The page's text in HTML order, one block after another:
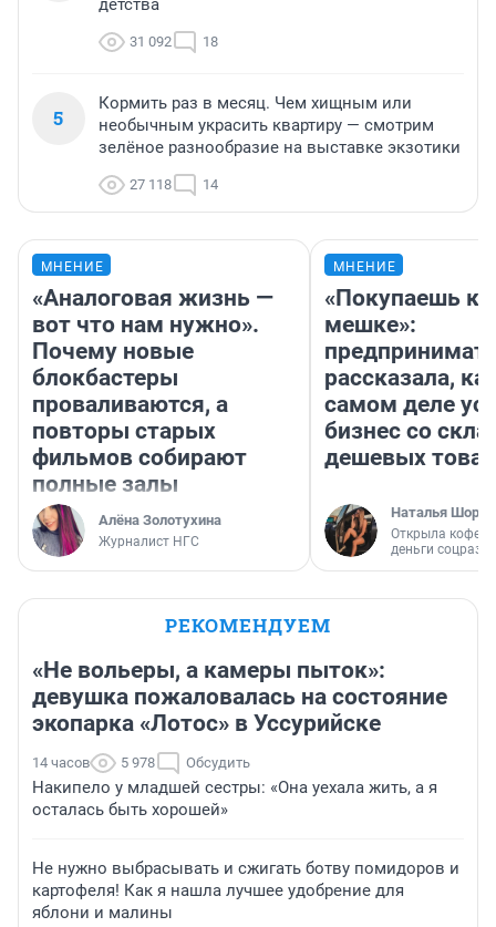
детства
31 092 18
5
Кормить раз в месяц. Чем хищным или
необычным украсить квартиру — смотрим
зелёное разнообразие на выставке экзотики
27 118 14
МНЕНИЕ
«Аналоговая жизнь —
вот что нам нужно».
Почему новые
блокбастеры
проваливаются, а
повторы старых
фильмов собирают
полные залы
Алёна Золотухина
Журналист НГС
МНЕНИЕ
«Покупаешь
мешке»:
рассказала,
самом деле
бизнес со
дешевых
Наталья
Открыла
деньги
РЕКОМЕНДУЕМ
«Не вольеры, а камеры пыток»:
девушка пожаловалась на состояние
экопарка «Лотос» в Уссурийске
14 часов 5 978 Обсудить
Накипело у младшей сестры: «Она уехала жить, а я
осталась быть хорошей»
Не нужно выбрасывать и сжигать ботву помидоров и
картофеля! Как я нашла лучшее удобрение для
яблони и малины